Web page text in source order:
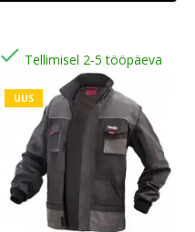
 Tellimisel 2-5 tööpäeva
UUS